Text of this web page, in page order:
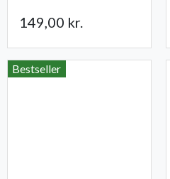
149,00 kr.
Bestseller